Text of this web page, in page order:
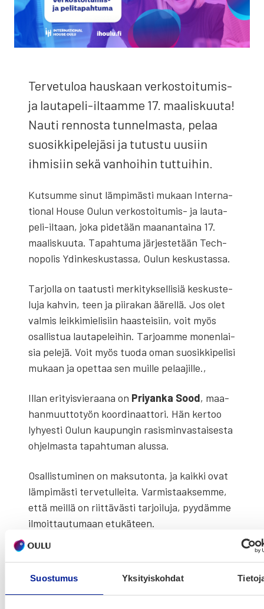
Suostumus Yksityiskohdat
Ter­ve­tu­loa haus­kaan ver­kos­toi­tu­mis-
ja lau­ta­pe­li-iltaam­me 17. maa­lis­kuu­ta!
Nau­ti ren­nos­ta tun­nel­mas­ta, pelaa
suo­sik­ki­pe­le­jä­si ja tutus­tu uusiin
ihmi­siin sekä van­hoi­hin tut­tui­hin.
Kut­sum­me sinut läm­pi­mäs­ti mukaan Inter­na­
tio­nal House Oulun ver­kos­toi­tu­mis- ja lau­ta­
pe­li-iltaan, joka pide­tään maa­nan­tai­na 17.
maa­lis­kuu­ta. Tapah­tu­ma jär­jes­te­tään Tech­
no­po­lis Ydin­kes­kus­tas­sa, Oulun kes­kus­tas­sa.
Tar­jol­la on taa­tus­ti mer­ki­tyk­sel­li­siä kes­kus­te­
lu­ja kah­vin, teen ja pii­ra­kan äärel­lä. Jos olet
val­mis leik­ki­mie­li­siin haas­tei­siin, voit myös
osal­lis­tua lau­ta­pe­lei­hin. Tar­joam­me monen­lai­
sia pele­jä. Voit myös tuo­da oman suo­sik­ki­pe­li­si
mukaan ja opet­taa sen muil­le pelaa­jil­le.,
Illan eri­tyis­vie­raa­na on Priy­an­ka Sood, maa­
han­muut­to­työn koor­di­naat­to­ri. Hän ker­too
lyhyes­ti Oulun kau­pun­gin rasis­min­vas­tai­ses­ta
ohjel­mas­ta tapah­tu­man alus­sa.
Osal­lis­tu­mi­nen on mak­su­ton­ta, ja kaik­ki ovat
läm­pi­mäs­ti ter­ve­tul­lei­ta. Var­mis­taak­sem­me,
että meil­lä on riit­tä­väs­ti tar­joi­lu­ja, pyy­däm­me
ilmoit­tau­tu­maan etu­kä­teen.
kel­lo 17:00–20:00